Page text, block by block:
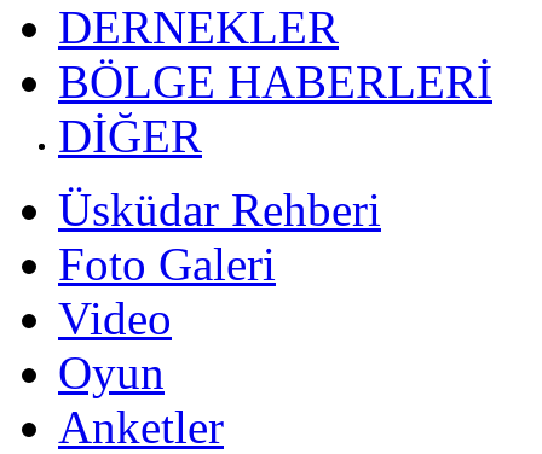
DERNEKLER
BÖLGE HABERLERİ
DİĞER
Üsküdar Rehberi
Foto Galeri
Video
Oyun
Anketler